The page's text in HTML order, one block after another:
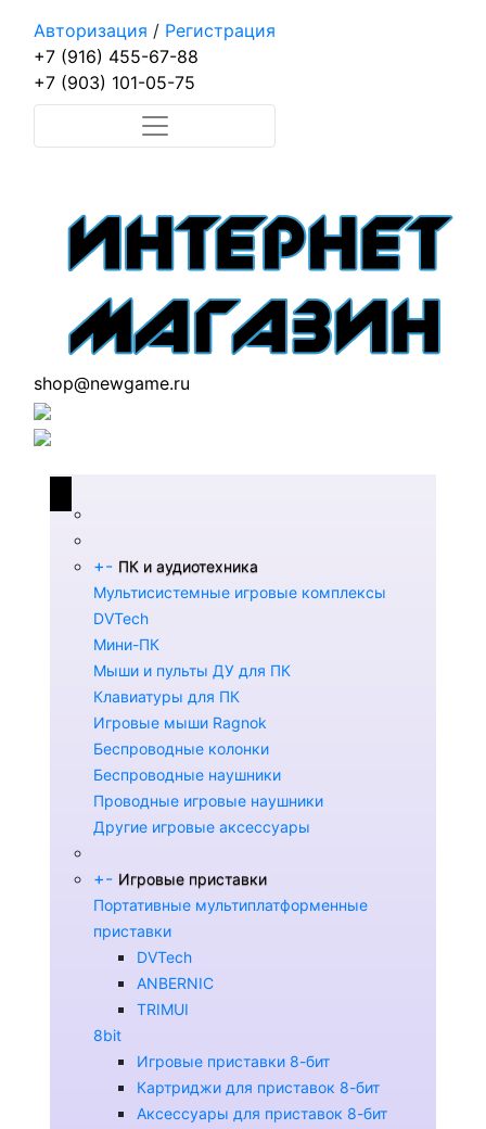
Авторизация / Регистрация
+7 (916) 455-67-88
+7 (903) 101-05-75
shop@newgame.ru
+- ПК и аудиотехника
Мультисистемные игровые комплексы
DVTech
Мини-ПК
Мыши и пульты ДУ для ПК
Клавиатуры для ПК
Игровые мыши Ragnok
Беспроводные колонки
Беспроводные наушники
Проводные игровые наушники
Другие игровые аксессуары
+- Игровые приставки
Портативные мультиплатформенные
приставки
DVTech
ANBERNIC
TRIMUI
8bit
Игровые приставки 8-бит
Картриджи для приставок 8-бит
Аксессуары для приставок 8-бит